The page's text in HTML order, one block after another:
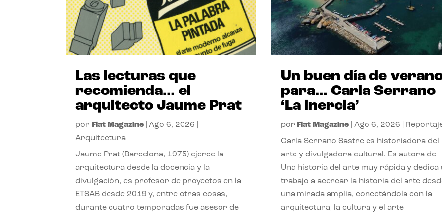
Las lecturas que
recomienda… el
arquitecto Jaume Prat
por Flat Magazine |Ago 6, 2026
Arquitectura
Jaume Prat (Barcelona, 1975) ejerce la
arquitectura desde la docencia y la
divulgación, es profesor de proyectos en la
ETSAB desde 2019 y, entre otras cosas,
durante cuatro temporadas fue asesor de
Un buen día de
para… Carla Serrano
‘La inercia’
por Flat Magazine| Ago 6, 2026
Carla Serrano Sastre es historiadora del
arte y divulgadora cultural. Es autora de
Una historia del arte muy rápida y dedica
trabajo a acercar la historia del arte
una mirada amplia, conectándola con la
arquitectura, la cultura y el arte